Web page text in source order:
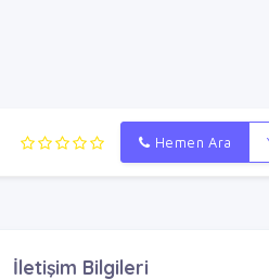
Hemen Ara
İletişim Bilgileri